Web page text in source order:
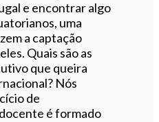
e encontrar algo
uma
a captação
Quais são as
que queira
Nós
de
é formado